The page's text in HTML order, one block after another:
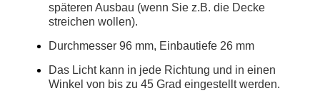
späteren Ausbau (wenn Sie z.B. die Decke
streichen wollen).
Durchmesser 96 mm, Einbautiefe 26 mm
Das Licht kann in jede Richtung und in einen
Winkel von bis zu 45 Grad eingestellt werden.